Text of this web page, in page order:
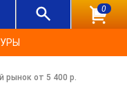
0
рынок от 5 400 р.